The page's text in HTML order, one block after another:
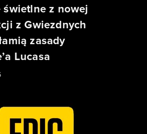
świetlne z nowej
z Gwiezdnych
zasady
Lucasa